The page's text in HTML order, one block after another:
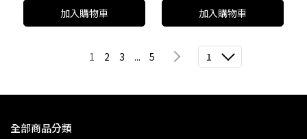
加入購物車 加入購物車
1 2 3 ... 5 1
全部商品分類